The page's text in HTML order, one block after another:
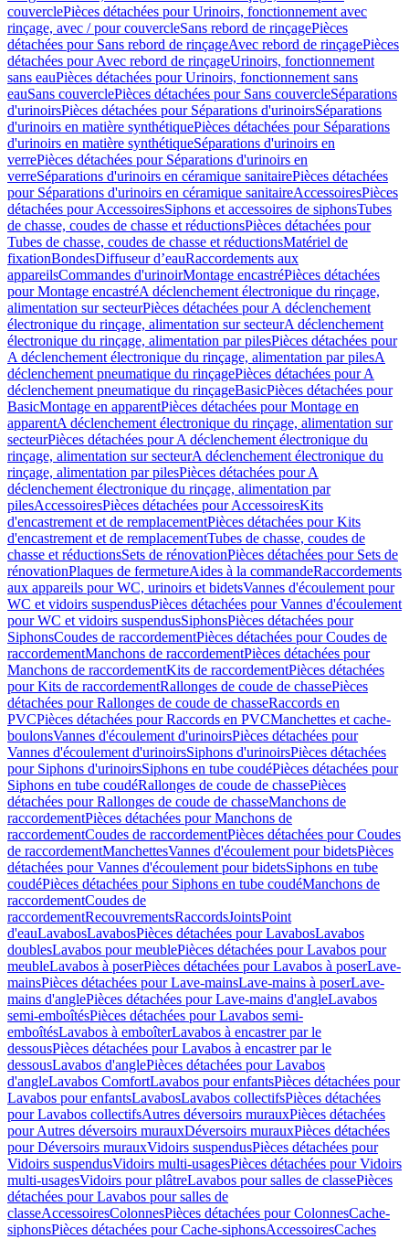
couverclePièces détachées pour Urinoirs, fonctionnement avec
rinçage, avec / pour couvercleSans rebord de rinçagePièces
détachées pour Sans rebord de rinçageAvec rebord de rinçagePièces
détachées pour Avec rebord de rinçageUrinoirs, fonctionnement
sans eauPièces détachées pour Urinoirs, fonctionnement sans
eauSans couverclePièces détachées pour Sans couvercleSéparations
d'urinoirsPièces détachées pour Séparations d'urinoirsSéparations
d'urinoirs en matière synthétiquePièces détachées pour Séparations
d'urinoirs en matière synthétiqueSéparations d'urinoirs en
verrePièces détachées pour Séparations d'urinoirs en
verreSéparations d'urinoirs en céramique sanitairePièces détachées
pour Séparations d'urinoirs en céramique sanitaireAccessoiresPièces
détachées pour AccessoiresSiphons et accessoires de siphonsTubes
de chasse, coudes de chasse et réductionsPièces détachées pour
Tubes de chasse, coudes de chasse et réductionsMatériel de
fixationBondesDiffuseur d’eauRaccordements aux
appareilsCommandes d'urinoirMontage encastréPièces détachées
pour Montage encastréA déclenchement électronique du rinçage,
alimentation sur secteurPièces détachées pour A déclenchement
électronique du rinçage, alimentation sur secteurA déclenchement
électronique du rinçage, alimentation par pilesPièces détachées pour
A déclenchement électronique du rinçage, alimentation par pilesA
déclenchement pneumatique du rinçagePièces détachées pour A
déclenchement pneumatique du rinçageBasicPièces détachées pour
BasicMontage en apparentPièces détachées pour Montage en
apparentA déclenchement électronique du rinçage, alimentation sur
secteurPièces détachées pour A déclenchement électronique du
rinçage, alimentation sur secteurA déclenchement électronique du
rinçage, alimentation par pilesPièces détachées pour A
déclenchement électronique du rinçage, alimentation par
pilesAccessoiresPièces détachées pour AccessoiresKits
d'encastrement et de remplacementPièces détachées pour Kits
d'encastrement et de remplacementTubes de chasse, coudes de
chasse et réductionsSets de rénovationPièces détachées pour Sets de
rénovationPlaques de fermetureAides à la commandeRaccordements
aux appareils pour WC, urinoirs et bidetsVannes d'écoulement pour
WC et vidoirs suspendusPièces détachées pour Vannes d'écoulement
pour WC et vidoirs suspendusSiphonsPièces détachées pour
SiphonsCoudes de raccordementPièces détachées pour Coudes de
raccordementManchons de raccordementPièces détachées pour
Manchons de raccordementKits de raccordementPièces détachées
pour Kits de raccordementRallonges de coude de chassePièces
détachées pour Rallonges de coude de chasseRaccords en
PVCPièces détachées pour Raccords en PVCManchettes et cache-
boulonsVannes d'écoulement d'urinoirsPièces détachées pour
Vannes d'écoulement d'urinoirsSiphons d'urinoirsPièces détachées
pour Siphons d'urinoirsSiphons en tube coudéPièces détachées pour
Siphons en tube coudéRallonges de coude de chassePièces
détachées pour Rallonges de coude de chasseManchons de
raccordementPièces détachées pour Manchons de
raccordementCoudes de raccordementPièces détachées pour Coudes
de raccordementManchettesVannes d'écoulement pour bidetsPièces
détachées pour Vannes d'écoulement pour bidetsSiphons en tube
coudéPièces détachées pour Siphons en tube coudéManchons de
raccordementCoudes de
raccordementRecouvrementsRaccordsJointsPoint
d'eauLavabosLavabosPièces détachées pour LavabosLavabos
doublesLavabos pour meublePièces détachées pour Lavabos pour
meubleLavabos à poserPièces détachées pour Lavabos à poserLave-
mainsPièces détachées pour Lave-mainsLave-mains à poserLave-
mains d'anglePièces détachées pour Lave-mains d'angleLavabos
semi-emboîtésPièces détachées pour Lavabos semi-
emboîtésLavabos à emboîterLavabos à encastrer par le
dessousPièces détachées pour Lavabos à encastrer par le
dessousLavabos d'anglePièces détachées pour Lavabos
d'angleLavabos ComfortLavabos pour enfantsPièces détachées pour
Lavabos pour enfantsLavabosLavabos collectifsPièces détachées
pour Lavabos collectifsAutres déversoirs murauxPièces détachées
pour Autres déversoirs murauxDéversoirs murauxPièces détachées
pour Déversoirs murauxVidoirs suspendusPièces détachées pour
Vidoirs suspendusVidoirs multi-usagesPièces détachées pour Vidoirs
multi-usagesVidoirs pour plâtreLavabos pour salles de classePièces
détachées pour Lavabos pour salles de
classeAccessoiresColonnesPièces détachées pour ColonnesCache-
siphonsPièces détachées pour Cache-siphonsAccessoiresCaches